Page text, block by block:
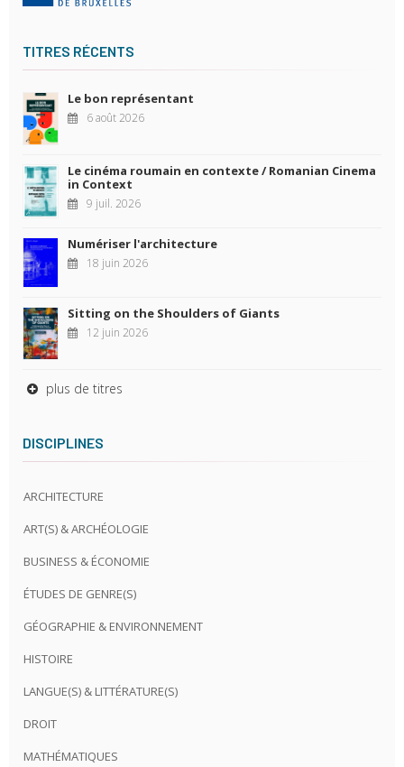
TITRES RÉCENTS
Le bon représentant
6 août 2026
Le cinéma roumain en contexte / Romanian Cinema
in Context
9 juil. 2026
Numériser l'architecture
18 juin 2026
Sitting on the Shoulders of Giants
12 juin 2026
plus de titres
DISCIPLINES
ARCHITECTURE
ART(S) & ARCHÉOLOGIE
BUSINESS & ÉCONOMIE
ÉTUDES DE GENRE(S)
GÉOGRAPHIE & ENVIRONNEMENT
HISTOIRE
LANGUE(S) & LITTÉRATURE(S)
DROIT
MATHÉMATIQUES